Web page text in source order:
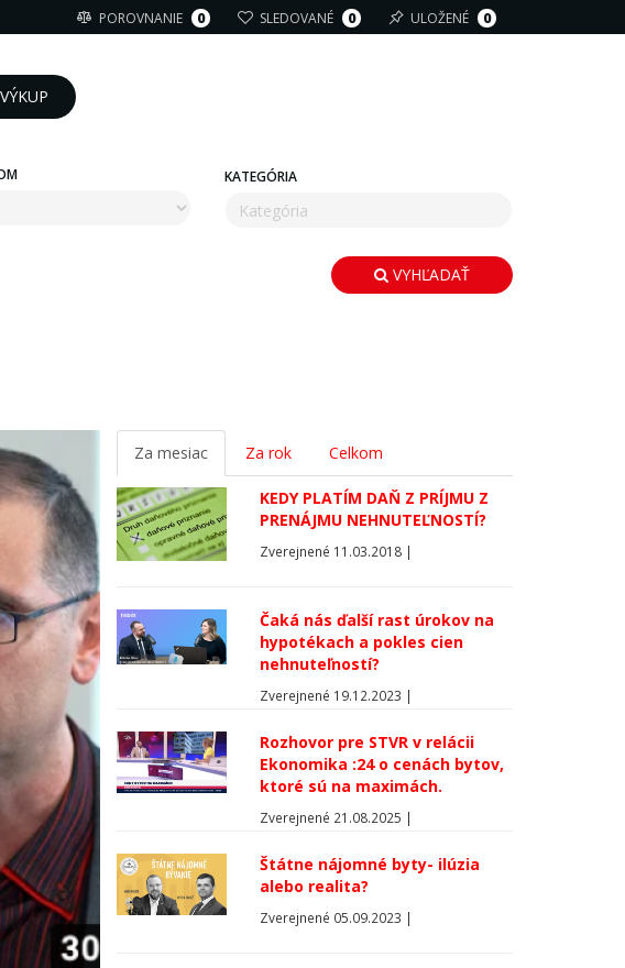
POROVNANIE 0 SLEDOVANÉ 0 ULOŽENÉ 0
KATEGÓRIA
VYHĽADAŤ
Za mesiac Za rok Celkom
KEDY PLATÍM DAŇ Z PRÍJMU Z
PRENÁJMU NEHNUTEĽNOSTÍ?
Zverejnené 11.03.2018 |
Čaká nás ďalší rast úrokov na
hypotékach a pokles cien
nehnuteľností?
Zverejnené 19.12.2023 |
Rozhovor pre STVR v relácii
Ekonomika :24 o cenách bytov,
ktoré sú na maximách.
Zverejnené 21.08.2025 |
Štátne nájomné byty- ilúzia
alebo realita?
Zverejnené 05.09.2023 |